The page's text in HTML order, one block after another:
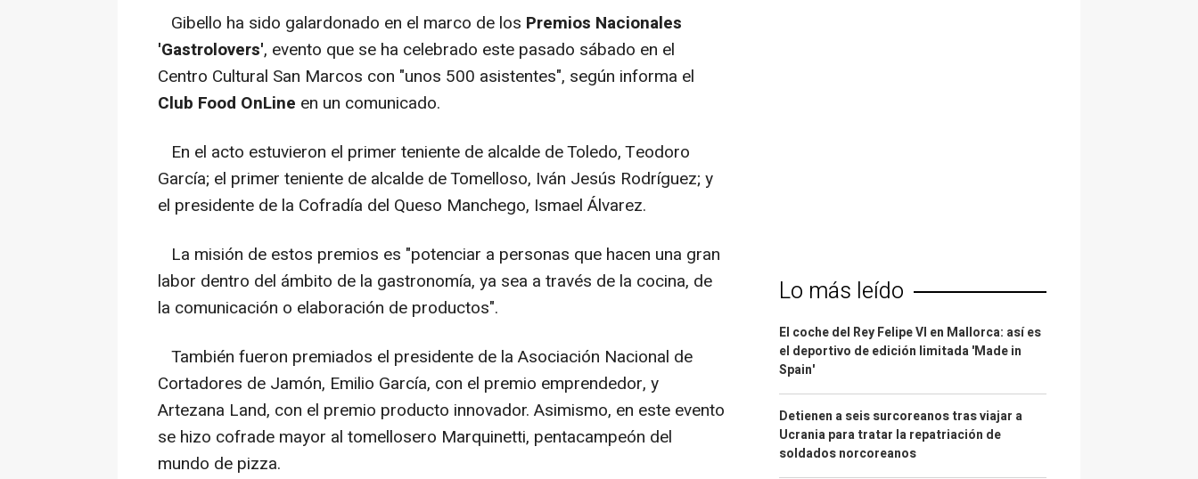
Gibello ha sido galardonado en el marco de los Premios Nacionales
'Gastrolovers', evento que se ha celebrado este pasado sábado en el
Centro Cultural San Marcos con "unos 500 asistentes", según informa el
Club Food OnLine en un comunicado.
En el acto estuvieron el primer teniente de alcalde de Toledo, Teodoro
García; el primer teniente de alcalde de Tomelloso, Iván Jesús Rodríguez; y
el presidente de la Cofradía del Queso Manchego, Ismael Álvarez.
La misión de estos premios es "potenciar a personas que hacen una gran
labor dentro del ámbito de la gastronomía, ya sea a través de la cocina, de
la comunicación o elaboración de productos".
También fueron premiados el presidente de la Asociación Nacional de
Cortadores de Jamón, Emilio García, con el premio emprendedor, y
Artezana Land, con el premio producto innovador. Asimismo, en este evento
se hizo cofrade mayor al tomellosero Marquinetti, pentacampeón del
mundo de pizza.
Lo más leído
El coche del Rey Felipe VI en Mallorca: así es
el deportivo de edición limitada 'Made in
Spain'
Detienen a seis surcoreanos tras viajar a
Ucrania para tratar la repatriación de
soldados norcoreanos